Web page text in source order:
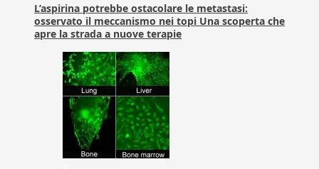
L’aspirina potrebbe ostacolare le metastasi:
osservato il meccanismo nei topi Una scoperta che
apre la strada a nuove terapie